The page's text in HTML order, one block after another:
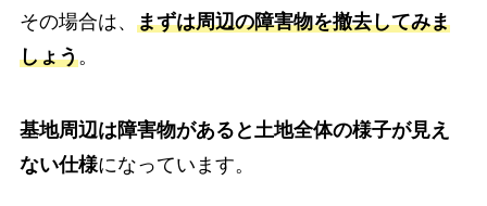
その場合は、 まずは周辺の障害物を撤去してみま
しょう。
基地周辺は障害物があると土地全体の様子が見え
ない仕様になっています。